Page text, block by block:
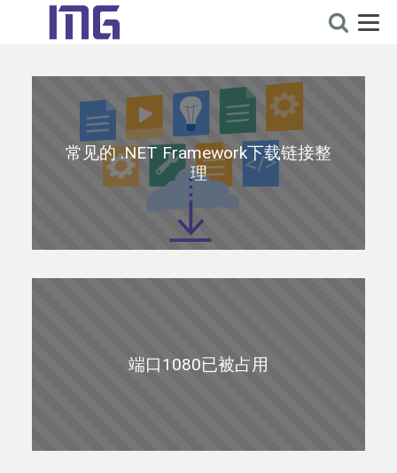
常见的 .NET Framework下载链接整
理
端口1080已被占用